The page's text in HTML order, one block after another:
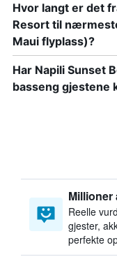
Hvor langt er det
Resort til
Maui flyplass)?
Har Napili Sunset
basseng gjestene
Millioner
Reelle
gjester,
perfekte